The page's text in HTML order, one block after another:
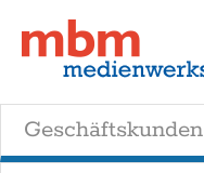
Geschäftskunden